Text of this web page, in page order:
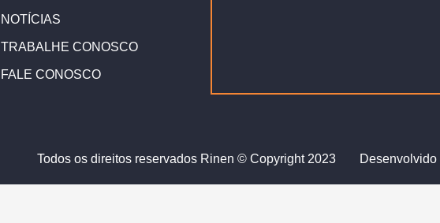
NOTÍCIAS
TRABALHE CONOSCO
FALE CONOSCO
Todos os direitos reservados Rinen © Copyright 2023 Desenvolvido